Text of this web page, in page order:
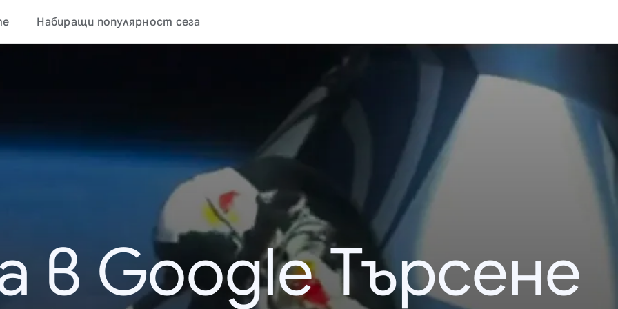
Набиращи популярност сега
в Google Търсене